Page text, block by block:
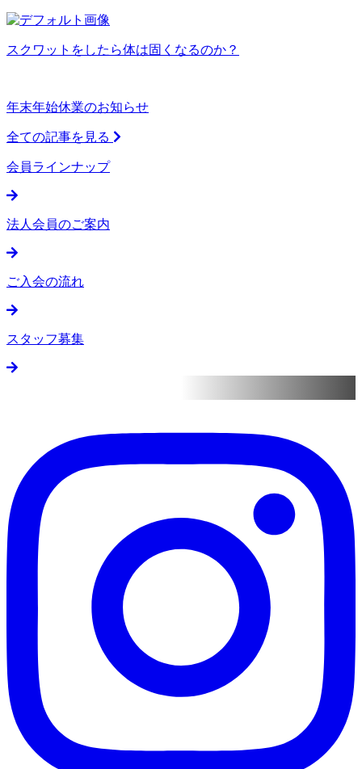
スクワットをしたら体は固くなるのか？
年末年始休業のお知らせ
全ての記事を見る
会員ラインナップ
法人会員のご案内
ご入会の流れ
スタッフ募集